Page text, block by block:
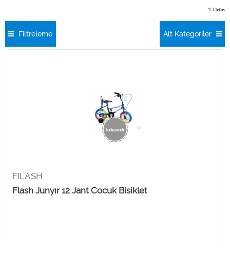
1 Ürün
Filtreleme Alt Kategoriler
FILASH
Flash Junyır 12 Jant Cocuk Bisiklet